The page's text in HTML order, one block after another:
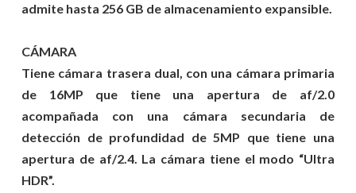
admite hasta 256 GB de almacenamiento expansible.
CÁMARA
Tiene cámara trasera dual, con una cámara primaria
de 16MP que tiene una apertura de af/2.0
acompañada con una cámara secundaria de
detección de profundidad de 5MP que tiene una
apertura de af/2.4. La cámara tiene el modo “Ultra
HDR”.